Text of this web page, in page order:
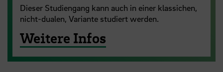
Dieser Studiengang kann auch in einer klassichen,
nicht-dualen, Variante studiert werden.
Weitere Infos